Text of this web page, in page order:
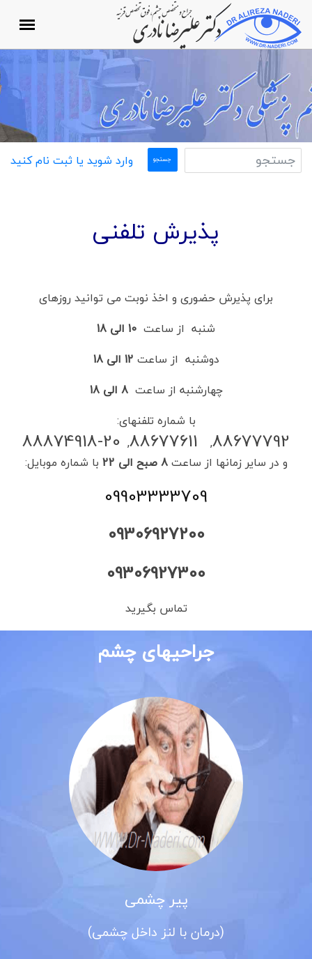
وارد شوید یا ثبت نام کنید
پذیرش تلفنی
برای پذیرش حضوری و اخذ نوبت می توانید روزهای
شنبه از ساعت 10 الی 18
دوشنبه از ساعت 12 الی 18
چهارشنبه از ساعت 8 الی 18
با شماره تلفنهای:
88677792
,
,
88874918-20
و در سایر زمانها از ساعت8 صبح الی 22 با شماره موبایل:
09903333709
09306927200
09306927300
تماس بگیرید
جراحیهای چشم
پیر چشمی
(درمان با لنز داخل چشمی)